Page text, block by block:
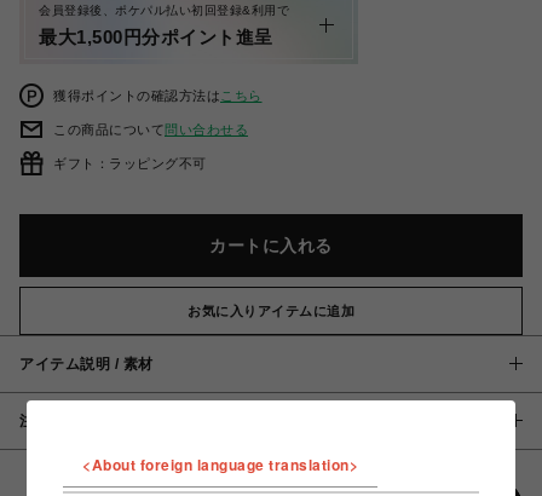
会員登録後、ポケパル払い初回登録&利用で
最大1,500円分ポイント進呈
獲得ポイントの確認方法は こちら
この商品について問い合わせる
ギフト：ラッピング不可
カートに入れる
お気に入りアイテムに追加
アイテム説明 / 素材
注意事項
<About foreign language translation>